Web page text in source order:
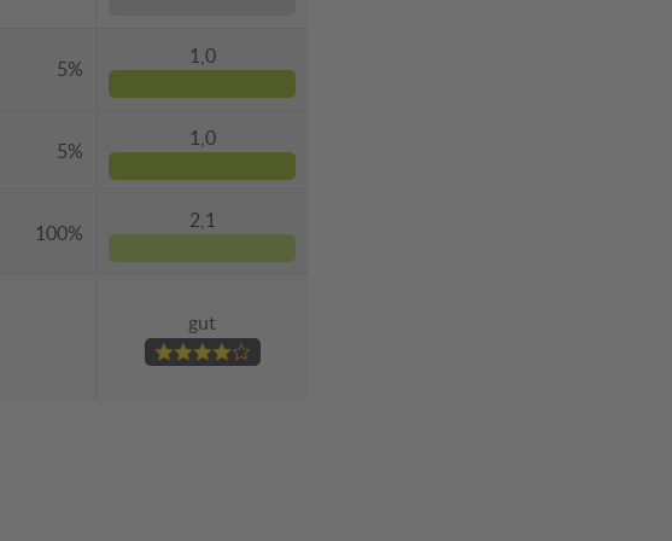
5% 1,0
5% 1,0
100% 2,1
gut